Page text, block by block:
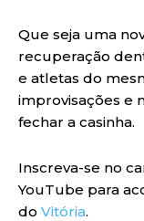
Que seja uma
recuperação
e atletas do
improvisações e
fechar a casinha.
Inscreva-se no
YouTube para
do Vitória.